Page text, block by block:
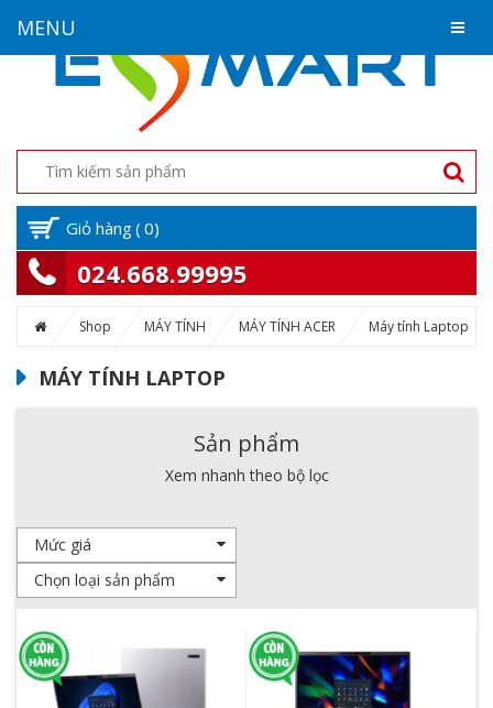
Giỏ hàng( 0)
024.668.99995
MENU
Shop MÁY TÍNH MÁY TÍNH ACER Máy tính Laptop
MÁY TÍNH LAPTOP
Sản phẩm
Xem nhanh theo bộ lọc